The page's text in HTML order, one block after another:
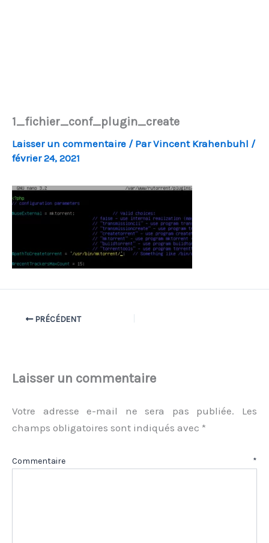
1_fichier_conf_plugin_create
Laisser un commentaire / ParVincent Krahenbuhl /
février 24, 2021
PRÉCÉDENT
Laisser un commentaire
Votre adresse e-mail ne sera pas publiée.
Les
champs obligatoires sont indiqués avec *
Commentaire *